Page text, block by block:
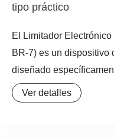
tipo práctico
El Limitador
BR-7) es un dispositivo
diseñado
la enorme corriente de
arranque de equipos.
Ver detalles